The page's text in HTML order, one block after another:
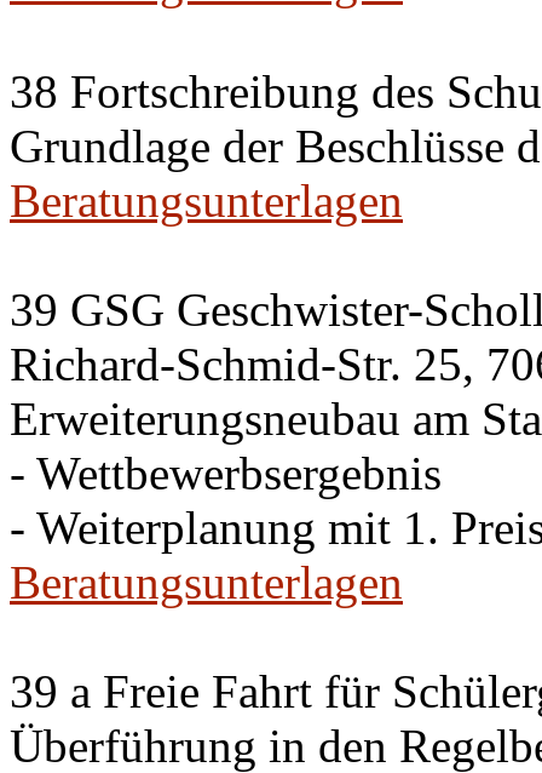
38 Fortschreibung des
Grundlage der Beschlüsse
Beratungsunterlagen
39 GSG Geschwister-
Richard-Schmid-Str. 25,
Erweiterungsneubau am
- Wettbewerbsergebnis
- Weiterplanung mit 1.
Beratungsunterlagen
39 a Freie Fahrt für
Überführung in den